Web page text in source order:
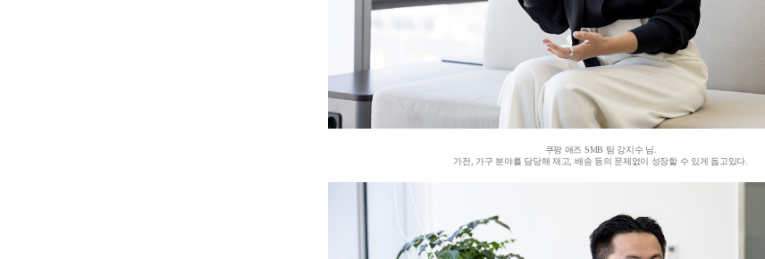
쿠팡 애즈 SMB 팀 강지수 님.
가전, 가구 분야를 담당해 재고, 배송 등의 문제없이 성장할 수 있게 돕고있다.